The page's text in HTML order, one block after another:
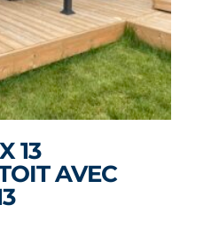
13
AVEC